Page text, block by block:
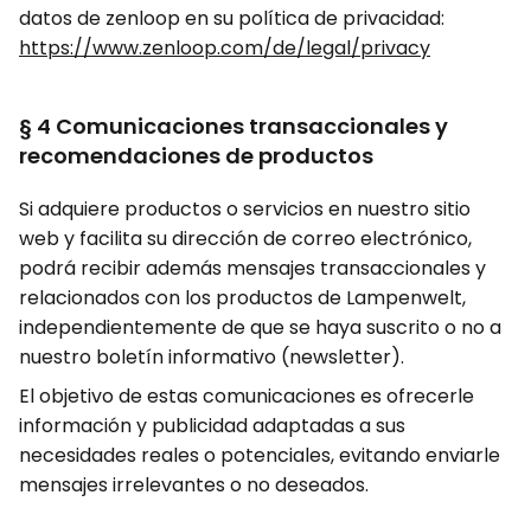
datos de zenloop en su política de privacidad:
https://www.zenloop.com/de/legal/privacy
§ 4 Comunicaciones transaccionales y
recomendaciones de productos
Si adquiere productos o servicios en nuestro sitio
web y facilita su dirección de correo electrónico,
podrá recibir además mensajes transaccionales y
relacionados con los productos de Lampenwelt,
independientemente de que se haya suscrito o no a
nuestro boletín informativo (newsletter).
El objetivo de estas comunicaciones es ofrecerle
información y publicidad adaptadas a sus
necesidades reales o potenciales, evitando enviarle
mensajes irrelevantes o no deseados.